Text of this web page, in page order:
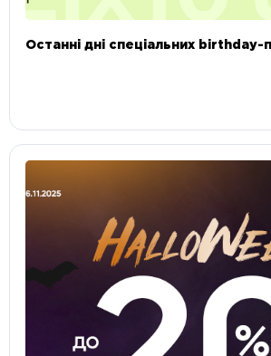
Останні дні спеціальних birthday-